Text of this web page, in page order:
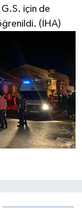
G.S. için de
(İHA)